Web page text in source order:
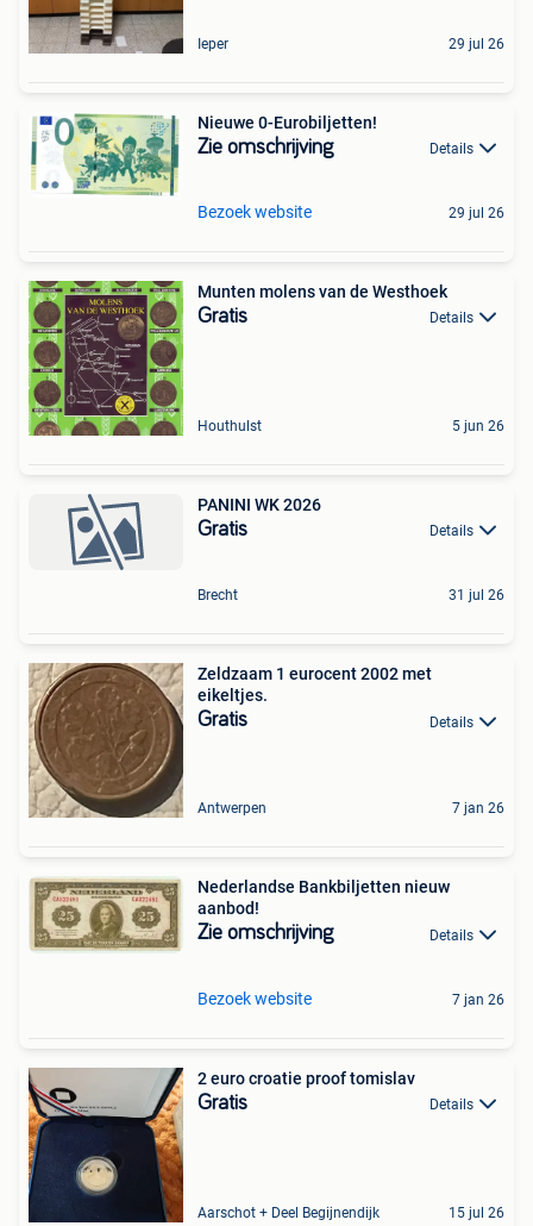
Ieper 29 jul 26
Nieuwe 0-Eurobiljetten!
Zie omschrijving Details
Bezoek website 29 jul 26
Munten molens van de Westhoek
Gratis Details
Houthulst 5 jun 26
PANINI WK 2026
Gratis Details
Brecht 31 jul 26
Zeldzaam 1 eurocent 2002 met
eikeltjes.
Gratis Details
Antwerpen 7 jan 26
Nederlandse Bankbiljetten nieuw
aanbod!
Zie omschrijving Details
Bezoek website 7 jan 26
2 euro croatie proof tomislav
Gratis Details
Aarschot + Deel Begijnendijk 15 jul 26